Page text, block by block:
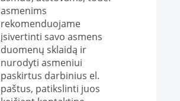
asmenims
rekomenduojame
įsivertinti savo asmens
duomenų sklaidą ir
nurodyti asmeniui
paskirtus darbinius el.
paštus, patikslinti juos